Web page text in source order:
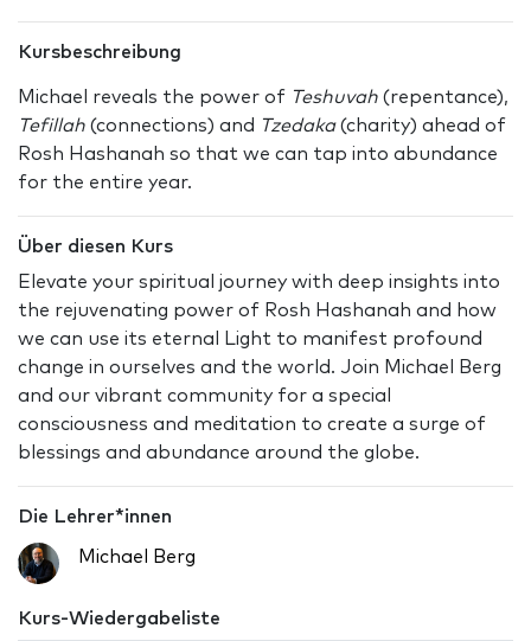
Kursbeschreibung
Michael reveals the power of Teshuvah (repentance),
Tefillah (connections) and Tzedaka(charity) ahead of
Rosh Hashanah so that we can tap into abundance
for the entire year.
Über diesen Kurs
Elevate your spiritual journey with deep insights into
the rejuvenating power of Rosh Hashanah and how
we can use its eternal Light to manifest profound
change in ourselves and the world. Join Michael Berg
and our vibrant community for a special
consciousness and meditation to create a surge of
blessings and abundance around the globe.
Die Lehrer*innen
Michael Berg
Kurs-Wiedergabeliste